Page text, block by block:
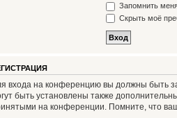
Запомнить
Скрыть моё
входа на конференцию вы должны быть
быть установлены также
на конференции. Помните, что